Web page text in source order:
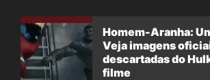
Homem-Aranha:
Veja imagens
descartadas do
filme